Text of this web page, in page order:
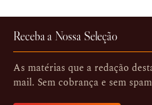
Receba a Nossa Seleção
As matérias que a redação
mail. Sem cobrança e sem